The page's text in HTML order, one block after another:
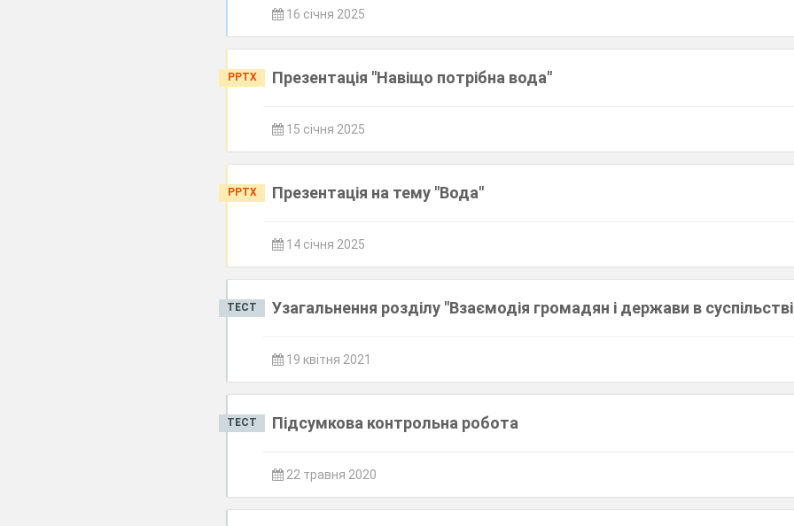
16 січня 2025
PPTX Презентація "Навіщо потрібна вода"
15 січня 2025
PPTX Презентація на тему "Вода"
14 січня 2025
ТЕСТ Узагальнення розділу "Взаємодія громадян і держави в
19 квітня 2021
ТЕСТ Підсумкова контрольна робота
22 травня 2020